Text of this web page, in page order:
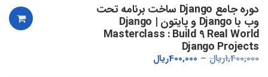
دوره جامع Django ساخت برنامه تحت
وب با Django و پایتون | Django
Masterclass : Build 9 Real World
Django Projects
1,400,000ریال 400,000ریال